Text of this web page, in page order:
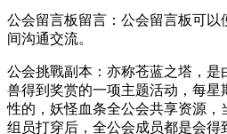
公会留言板留言：公会留言板可以
间沟通交流。
公会挑戰副本：亦称苍蓝之塔，是
兽得到奖赏的一项主题活动，每
性的，妖怪血条全公会共享资源，
组员打穿后，全公会成员都是会得